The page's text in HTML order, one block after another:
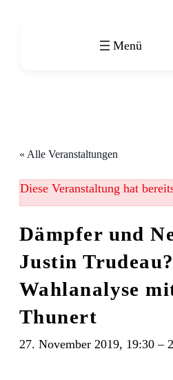
« Alle Veranstaltungen
Diese Veranstaltung hat
Dämpfer und
Justin Trudeau?
Wahlanalyse
Thunert
27. November 2019, 19:30 –